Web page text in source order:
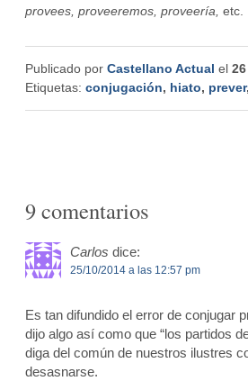
provees, proveeremos, proveería, etc.
Publicado por Castellano Actual el
Etiquetas: conjugación, hiato, prever,
9 comentarios
Carlos dice:
25/10/2014 a las 12:57 pm
Es tan difundido el error de conjugar
dijo algo así como que “los partidos
diga del común de nuestros ilustres
desasnarse.